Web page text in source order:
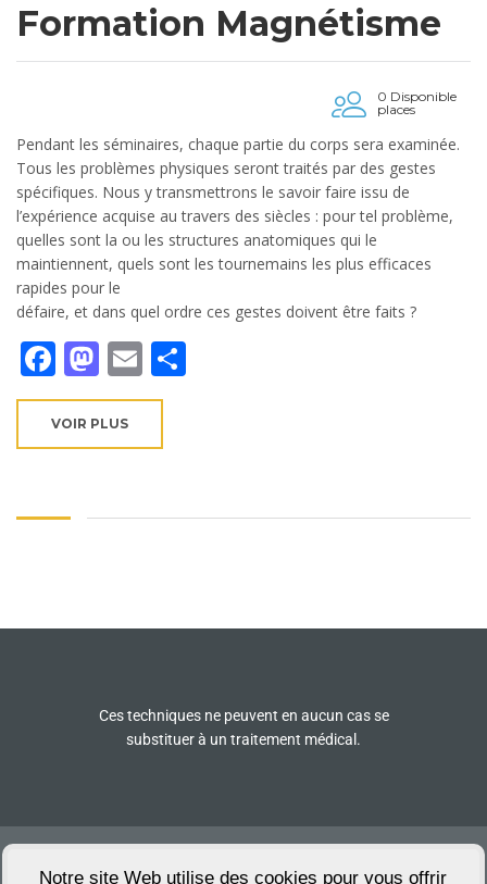
Formation Magnétisme
0 Disponible
places
Pendant les séminaires, chaque partie du corps sera examinée.
Tous les problèmes physiques seront traités par des gestes
spécifiques. Nous y transmettrons le savoir faire issu de
l’expérience acquise au travers des siècles : pour tel problème,
quelles sont la ou les structures anatomiques qui le
maintiennent, quels sont les tournemains les plus efficaces
rapides pour le
défaire, et dans quel ordre ces gestes doivent être faits ?
Facebook
Mastodon
Email
VOIR PLUS
Ces techniques ne peuvent en aucun cas se
substituer à un traitement médical.
26600 Pont de l’Isère
Notre site Web utilise des cookies pour vous offrir